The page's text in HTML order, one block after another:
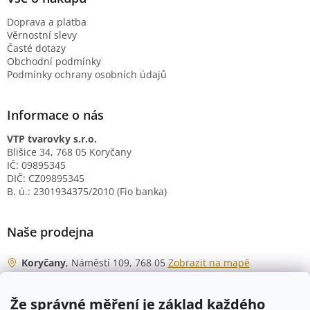
Že správné měření je základ každého
Doprava a platba
Věrnostní slevy
Časté dotazy
Obchodní podmínky
Podmínky ochrany osobních údajů
Informace o nás
VTP tvarovky s.r.o.
Blišice 34, 768 05 Koryčany
IČ: 09895345
DIČ: CZ09895345
B. ú.: 2301934375/2010 (Fio banka)
Naše prodejna
Koryčany, Náměstí 109, 768 05 Zobrazit na mapě
Po - Čt
06:00 - 07:00